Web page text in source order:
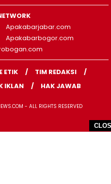
Apakabarjabar.com
Apakabarbogor.com
ETIK
TIM REDAKSI
IKLAN HAK JAWAB
- ALL RIGHTS RESERVED